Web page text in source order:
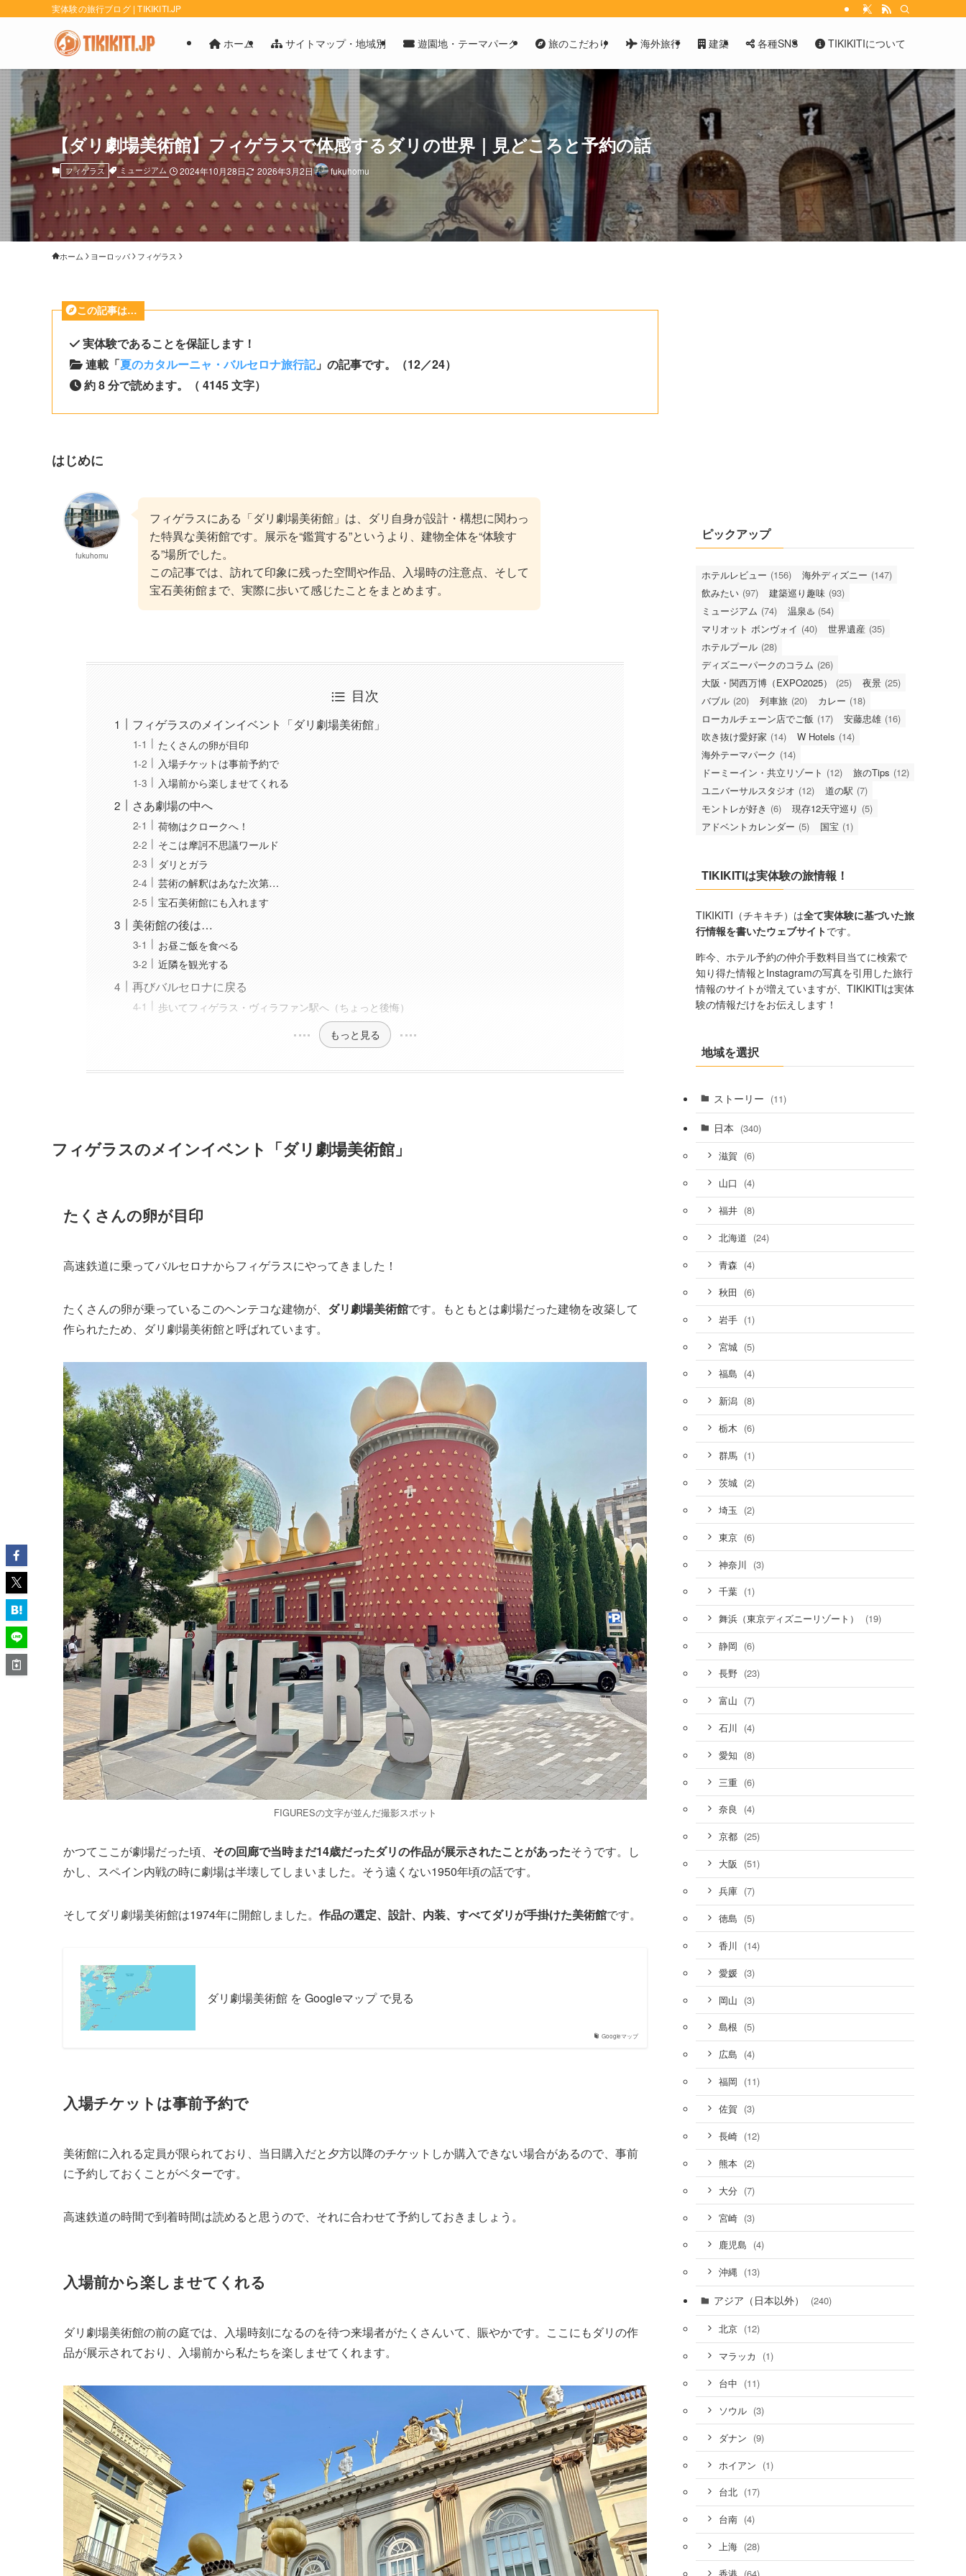
実体験の旅行ブログ | TIKIKITI.JP
ホーム サイトマップ・地域別 遊園地・テーマパーク 旅のこだわり 海外旅行 建築 各種SNS TIKIKITIについて
【ダリ劇場美術館】フィゲラスで体感するダリの世界｜見どころと予約の話
フィゲラス ミュージアム 2024年10月28日 2026年3月2日 fukuhomu
ホーム ヨーロッパ フィゲラス
この記事は…
実体験であることを保証します！
連載「夏のカタルーニャ・バルセロナ旅行記」の記事です。（12／24）
約 8 分で読めます。（ 4145 文字）
はじめに
fukuhomu
フィゲラスにある「ダリ劇場美術館」は、ダリ自身が設計・構想に関わっ
た特異な美術館です。展示を“鑑賞する”というより、建物全体を“体験す
る”場所でした。
この記事では、訪れて印象に残った空間や作品、入場時の注意点、そして
宝石美術館まで、実際に歩いて感じたことをまとめます。
目次
フィゲラスのメインイベント「ダリ劇場美術館」
たくさんの卵が目印
入場チケットは事前予約で
入場前から楽しませてくれる
さあ劇場の中へ
荷物はクロークへ！
そこは摩訶不思議ワールド
ダリとガラ
芸術の解釈はあなた次第…
宝石美術館にも入れます
美術館の後は…
お昼ご飯を食べる
近隣を観光する
再びバルセロナに戻る
歩いてフィゲラス・ヴィラファン駅へ（ちょっと後悔）
もっと見る
フィゲラスのメインイベント「ダリ劇場美術館」
たくさんの卵が目印
高速鉄道に乗ってバルセロナからフィゲラスにやってきました！
たくさんの卵が乗っているこのヘンテコな建物が、 ダリ劇場美術館です。もともとは劇場だった建物を改築して
作られたため、ダリ劇場美術館と呼ばれています。
FIGURESの文字が並んだ撮影スポット
かつてここが劇場だった頃、 その回廊で当時まだ14歳だったダリの作品が展示されたことがあったそうです。し
かし、スペイン内戦の時に劇場は半壊してしまいました。そう遠くない1950年頃の話です。
そしてダリ劇場美術館は1974年に開館しました。 作品の選定、設計、内装、すべてダリが手掛けた美術館です。
Googleマップ
ダリ劇場美術館 を Googleマップ で見る
入場チケットは事前予約で
美術館に入れる定員が限られており、当日購入だと夕方以降のチケットしか購入できない場合があるので、事前
に予約しておくことがベターです。
高速鉄道の時間で到着時間は読めると思うので、それに合わせて予約しておきましょう。
入場前から楽しませてくれる
ダリ劇場美術館の前の庭では、入場時刻になるのを待つ来場者がたくさんいて、賑やかです。ここにもダリの作
品が展示されており、入場前から私たちを楽しませてくれます。
ピックアップ
ホテルレビュー (156) 海外ディズニー (147)
飲みたい (97) 建築巡り趣味 (93)
ミュージアム (74) 温泉♨️ (54)
マリオット ボンヴォイ (40) 世界遺産 (35)
ホテルプール (28)
ディズニーパークのコラム (26)
大阪・関西万博（EXPO2025）
(25) 夜景 (25)
バブル (20) 列車旅 (20) カレー (18)
ローカルチェーン店でご飯 (17) 安藤忠雄 (16)
吹き抜け愛好家 (14) W Hotels (14)
海外テーマパーク (14)
ドーミーイン・共立リゾート (12) 旅のTips (12)
ユニバーサルスタジオ (12) 道の駅 (7)
モントレが好き (6) 現存12天守巡り (5)
アドベントカレンダー (5) 国宝 (1)
TIKIKITIは実体験の旅情報！
TIKIKITI（チキキチ）は全て実体験に基づいた旅
行情報を書いたウェブサイトです。
昨今、ホテル予約の仲介手数料目当てに検索で
知り得た情報とInstagramの写真を引用した旅行
情報のサイトが増えていますが、TIKIKITIは実体
験の情報だけをお伝えします！
地域を選択
ストーリー (11)
日本 (340)
滋賀 (6)
山口 (4)
福井 (8)
北海道 (24)
青森 (4)
秋田 (6)
岩手 (1)
宮城 (5)
福島 (4)
新潟 (8)
栃木 (6)
群馬 (1)
茨城 (2)
埼玉 (2)
東京 (6)
神奈川 (3)
千葉 (1)
舞浜（東京ディズニーリゾート） (19)
静岡 (6)
長野 (23)
富山 (7)
石川 (4)
愛知 (8)
三重 (6)
奈良 (4)
京都 (25)
大阪 (51)
兵庫 (7)
徳島 (5)
香川 (14)
愛媛 (3)
岡山 (3)
島根 (5)
広島 (4)
福岡 (11)
佐賀 (3)
長崎 (12)
熊本 (2)
大分 (7)
宮崎 (3)
鹿児島 (4)
沖縄 (13)
アジア（日本以外） (240)
北京 (12)
マラッカ (1)
台中 (11)
ソウル (3)
ダナン (9)
ホイアン (1)
台北 (17)
台南 (4)
上海 (28)